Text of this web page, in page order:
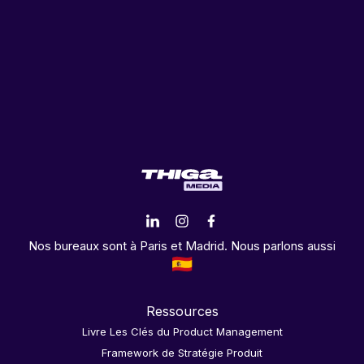
Nos bureaux sont à Paris et Madrid. Nous parlons aussi
Ressources
Livre Les Clés du Product Management
Framework de Stratégie Produit